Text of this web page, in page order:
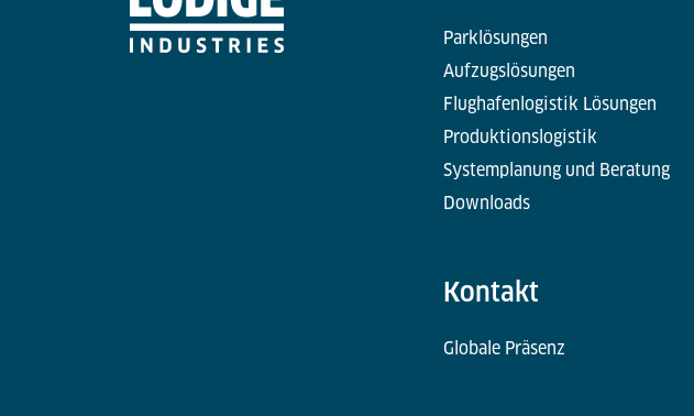
Parklösungen
Aufzugslösungen
Flughafenlogistik Lösungen
Produktionslogistik
Systemplanung und Beratung
Downloads
Kontakt
Globale Präsenz